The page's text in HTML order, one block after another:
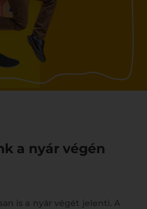
a nyár végén
is a nyár végét jelenti. A